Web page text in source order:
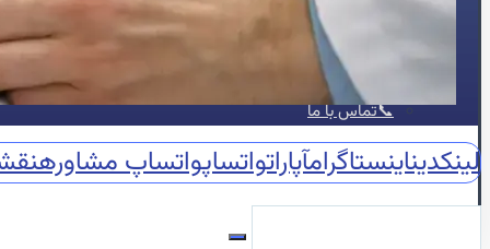
📃سوابق علمی و اجرایی
🥇افتخارات و تقدیرنامه‌ها
📞تماس با ما
لینکدیناینستاگرامآپاراتواتساپواتساپ مشاوره